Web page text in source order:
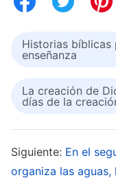
autoridad y un
la enseñanza
La Palabra, Vol.
Historias bíblicas
enseñanza
La creación de
días de la
Siguiente: En el
organiza las